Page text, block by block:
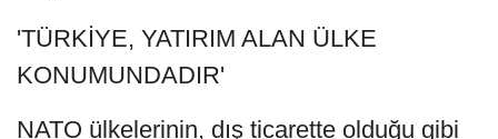
'TÜRKİYE, YATIRIM ALAN ÜLKE
KONUMUNDADIR'
NATO ülkelerinin, dış ticarette olduğu gibi